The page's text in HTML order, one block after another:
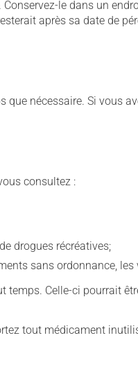
le dans un
après sa date de
nécessaire. Si vous
consultez :
drogues récréatives;
sans ordonnance,
Celle-ci pourrait
tout médicament